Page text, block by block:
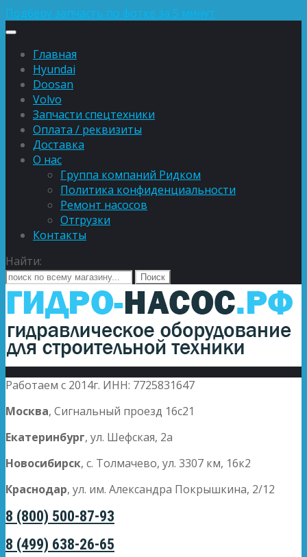
Подберу запчасть по фотке за 5 минут
Главная
Hyundai
Doosan
Volvo
Запчасти спецтехники
Оплата / реквизиты
Доставка
О нас
Группа компаний Ридком
Политика конфиденциальности
Ремонт насосов
Отгрузки
Контакты
Найти:
Работаем с 2014г. ИНН: 7725831647
Москва, Сигнальный проезд 16с21
Екатеринбург, ул. Шефская, 2а
Новосибирск, с. Толмачево, ул. 3307 км, 16к2
Краснодар, ул. им. Александра Покрышкина, 2/12
8 (800) 500-87-93
8 (499) 638-26-65